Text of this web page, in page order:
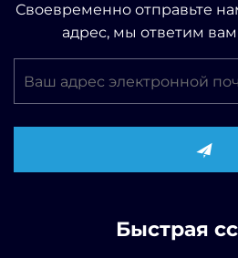
Своевременно отправьте
адрес, мы ответим
Быстрая